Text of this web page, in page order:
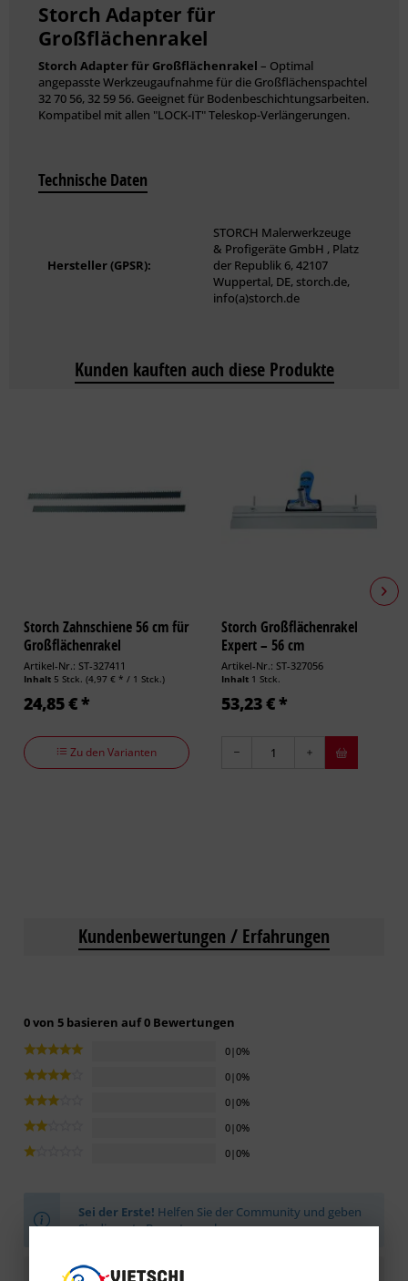
Storch Adapter für
Großflächenrakel
Storch Adapter für Großflächenrakel – Optimal
angepasste Werkzeugaufnahme für die Großflächenspachtel
32 70 56, 32 59 56. Geeignet für Bodenbeschichtungsarbeiten.
Kompatibel mit allen "LOCK-IT" Teleskop-Verlängerungen.
Technische Daten
Hersteller (GPSR):
STORCH Malerwerkzeuge
& Profigeräte GmbH , Platz
der Republik 6, 42107
Wuppertal, DE, storch.de,
info(a)storch.de
Kunden kauften auch diese Produkte
Storch Zahnschiene 56 cm für
Großflächenrakel
Artikel-Nr.: ST-327411
Inhalt 5 Stck. (4,97 € * / 1 Stck.)
24,85 € *
Zu den Varianten
Storch Großflächenrakel
Expert – 56 cm
Artikel-Nr.: ST-327056
Inhalt 1 Stck.
53,23 € *
Kundenbewertungen / Erfahrungen
0 von 5 basieren auf 0 Bewertungen
0|0%
0|0%
0|0%
0|0%
0|0%
Sei der Erste! Helfen Sie der Community und geben
Sie die erste Bewertung ab.